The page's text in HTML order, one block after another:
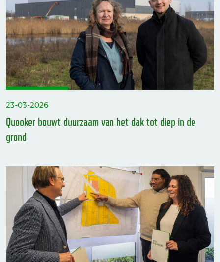
23-03-2026
Quooker bouwt duurzaam van het dak tot diep in de
grond